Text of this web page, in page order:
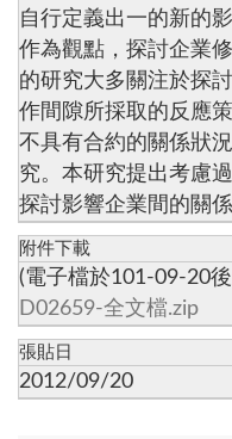
自行定義出一的新的
作為觀點，探討企業
的研究大多關注於探
作間隙所採取的反應
不具有合約的關係狀
究。本研究提出考慮
探討影響企業間的關
附件下載
(電子檔於101-09-20
D02659-全文檔.zip
張貼日
2012/09/20